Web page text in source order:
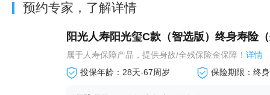
预约专家，了解详情
阳光人寿阳光玺C款（智选版）终身寿险
属于人寿保障产品，提供身故/全残保险金​​保障！ 详情
投保年龄：28天-67周岁
保险期限：终身